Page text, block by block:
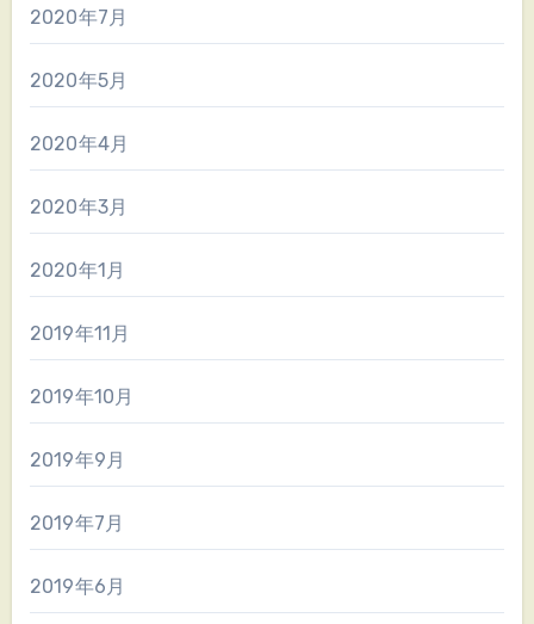
2020年7月
2020年5月
2020年4月
2020年3月
2020年1月
2019年11月
2019年10月
2019年9月
2019年7月
2019年6月